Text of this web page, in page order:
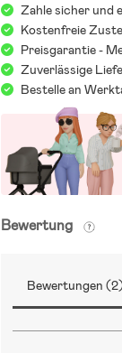
Zahle sicher und
Kostenfreie
Preisgarantie -
Zuverlässige
Bestelle an
Bewertung
Bewertungen